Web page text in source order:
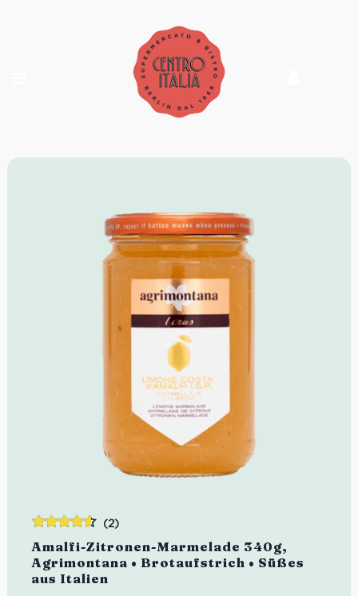
Amalfi-Zitronen-Marmelade 340g,
Agrimontana • Brotaufstrich • Süßes
aus Italien
(2)
Bewertet
mit4.50
von 5